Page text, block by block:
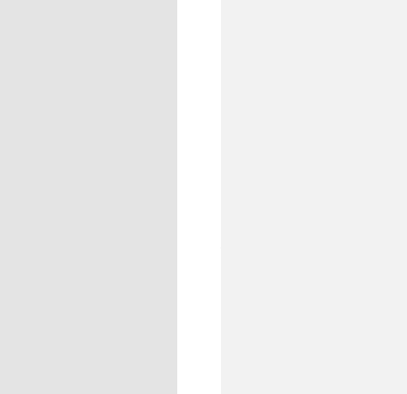
России, поэтому
импорту, то есть
Если вы хотите
в лизинг, а затем
«Большой Город»
о том, как устроена
аналитика Mobile
Computer Reseller